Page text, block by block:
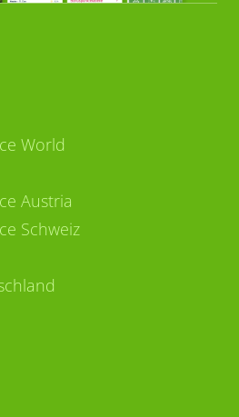
World
Austria
Schweiz